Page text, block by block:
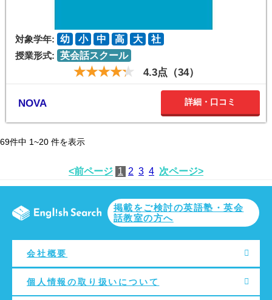
対象学年: 幼 小 中 高 大
社
授業形式: 英会話スクール
4.3点（34）
NOVA 詳細・口コミ
69件中 1~20 件を表示
<前ページ 1 2 3 4 次ページ>
掲載をご検討の英語塾・英会
話教室の方へ
会社概要
個人情報の取り扱いについて